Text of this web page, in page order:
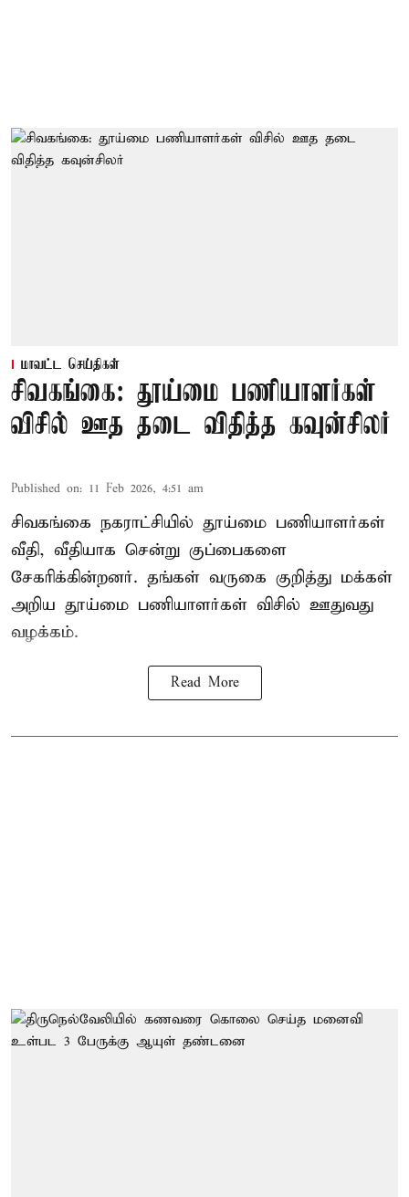
மாவட்ட செய்திகள்
சிவகங்கை: தூய்மை பணியாளர்கள்
விசில் ஊத தடை விதித்த கவுன்சிலர்
Published on: 11 Feb 2026, 4:51 am
சிவகங்கை நகராட்சியில் தூய்மை பணியாளர்கள்
வீதி, வீதியாக சென்று குப்பைகளை
சேகரிக்கின்றனர். தங்கள் வருகை குறித்து மக்கள்
அறிய தூய்மை பணியாளர்கள் விசில் ஊதுவது
வழக்கம்.
Read More